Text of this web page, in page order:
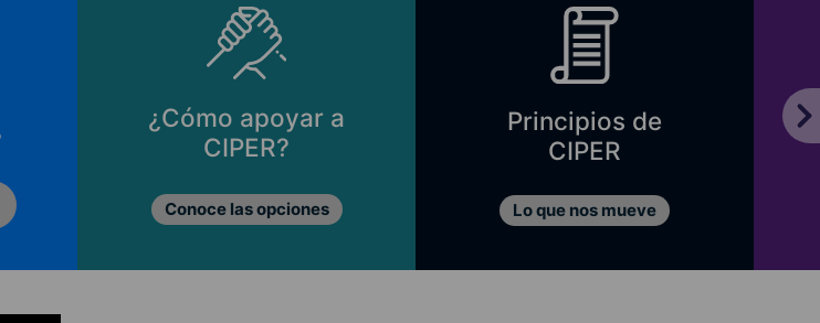
¿Cómo apoyar a
CIPER?
Conoce las opciones
Principios de
CIPER
Lo que nos mueve